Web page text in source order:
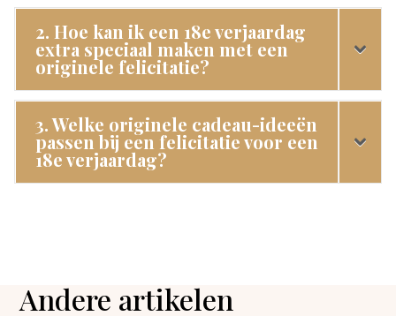
2. Hoe kan ik een 18e verjaardag
extra speciaal maken met een
originele felicitatie?
3. Welke originele cadeau-ideeën
passen bij een felicitatie voor een
18e verjaardag?
Andere artikelen